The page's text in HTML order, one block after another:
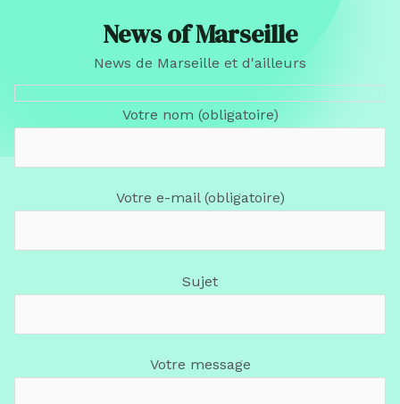
News of Marseille
News de Marseille et d'ailleurs
Votre nom (obligatoire)
Votre e-mail (obligatoire)
Sujet
Votre message